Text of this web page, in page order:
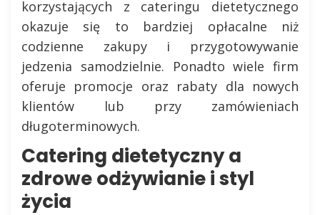
korzystających z cateringu dietetycznego
okazuje się to bardziej opłacalne niż
codzienne zakupy i przygotowywanie
jedzenia samodzielnie. Ponadto wiele firm
oferuje promocje oraz rabaty dla nowych
klientów lub przy zamówieniach
długoterminowych.
Catering dietetyczny a
zdrowe odżywianie i styl
życia